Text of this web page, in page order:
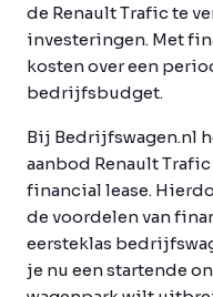
de Renault Trafic te
investeringen. Met
kosten over een
bedrijfsbudget.
Bij Bedrijfswagen.nl
aanbod Renault
financial lease.
de voordelen van
eersteklas
je nu een startende